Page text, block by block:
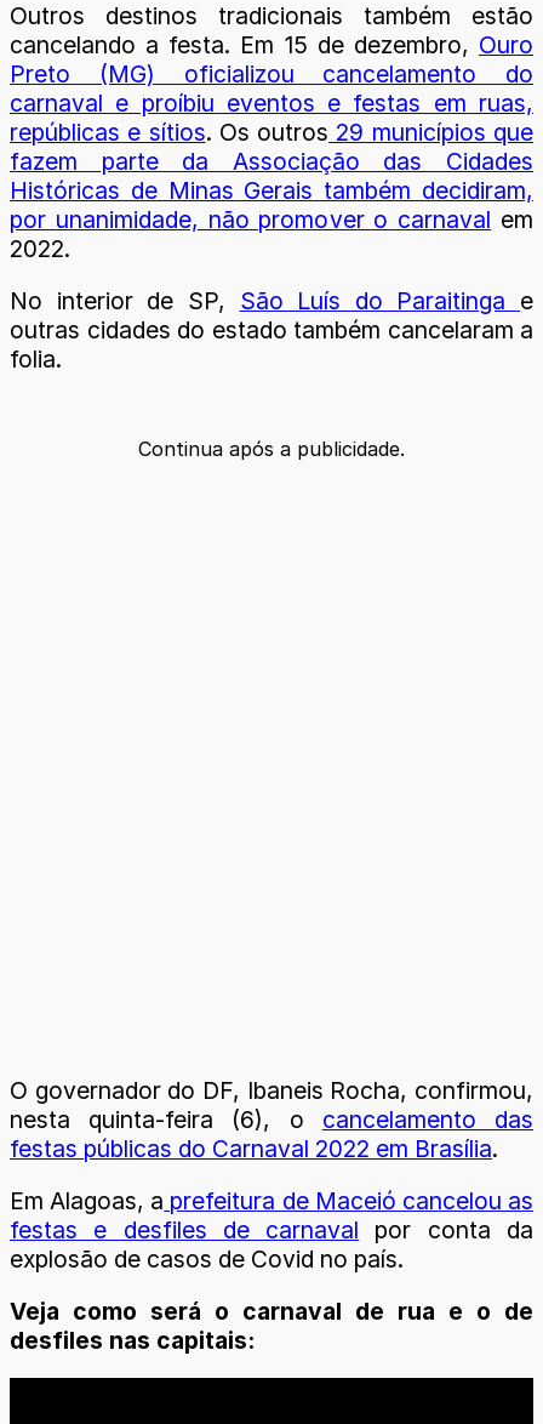
Outros destinos tradicionais também estão
cancelando a festa. Em 15 de dezembro, Ouro
Preto (MG) oficializou cancelamento do
carnaval e proíbiu eventos e festas em ruas,
repúblicas e sítios. Os outros 29 municípios que
fazem parte da Associação das Cidades
Históricas de Minas Gerais também decidiram,
por unanimidade, não promover o carnaval em
2022.
No interior de SP, São Luís do Paraitinga e
outras cidades do estado também cancelaram a
folia.
Continua após a publicidade.
O governador do DF, Ibaneis Rocha, confirmou,
nesta quinta-feira (6), o cancelamento das
festas públicas do Carnaval 2022 em Brasília.
Em Alagoas, a prefeitura de Maceió cancelou as
festas e desfiles de carnaval por conta da
explosão de casos de Covid no país.
Veja como será o carnaval de rua e o de
desfiles nas capitais: